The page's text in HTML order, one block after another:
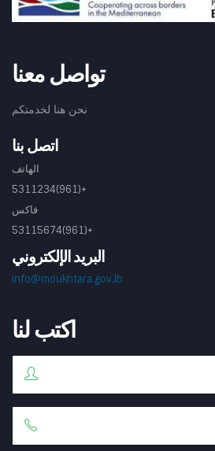
تواصل معنا
نحن هنا لخدمتكم
اتصل بنا
الهاتف
+(961)5311234
فاكس
+(961)53115674
البريد الإلكتروني
info@moukhtara.gov.lb
اكتب لنا